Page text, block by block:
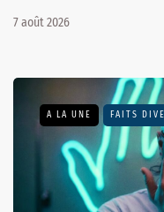
7 août 2026
A LA UNE FAITS